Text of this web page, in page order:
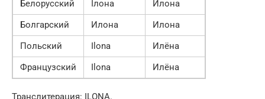
Белорусский
Iлона
Илона
Болгарский
Илона
Илона
Польский
Ilona
Илёна
Французский
Ilona Илёна
Транслитерация: ILONA.